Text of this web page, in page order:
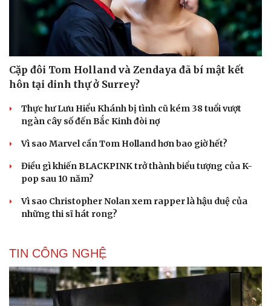
Cặp đôi Tom Holland và Zendaya đã bí mật kết
hôn tại dinh thự ở Surrey?
Thực hư Lưu Hiểu Khánh bị tình cũ kém 38 tuổi vượt
ngàn cây số đến Bắc Kinh đòi nợ
Vì sao Marvel cần Tom Holland hơn bao giờ hết?
Điều gì khiến BLACKPINK trở thành biểu tượng của K-
pop sau 10 năm?
Vì sao Christopher Nolan xem rapper là hậu duệ của
những thi sĩ hát rong?
TIN CÔNG NGHỆ